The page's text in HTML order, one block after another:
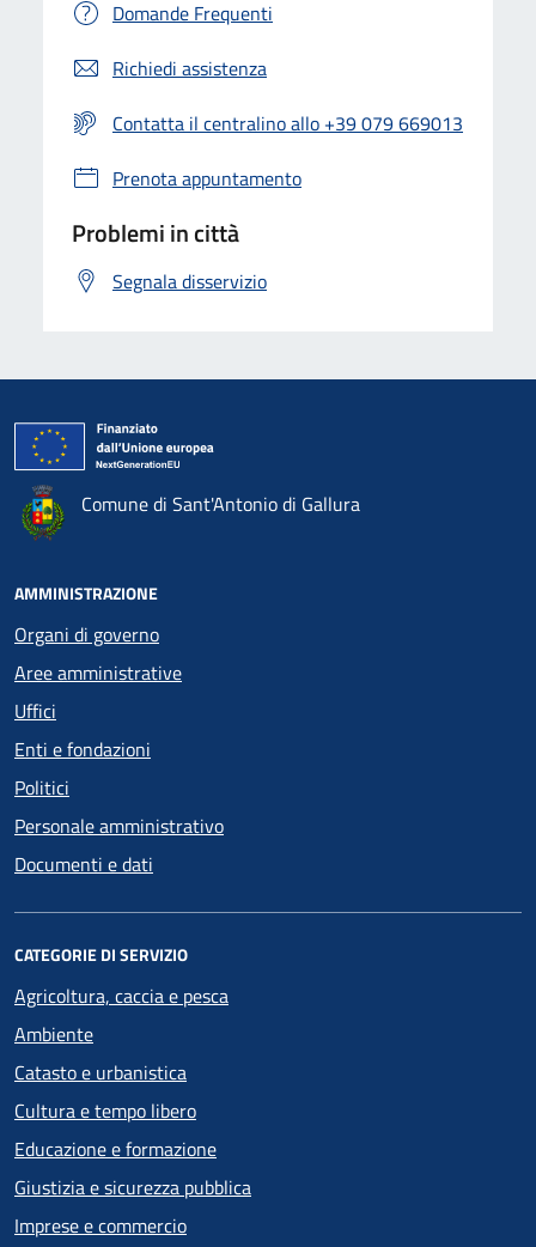
Domande Frequenti
Richiedi assistenza
Contatta il centralino allo +39 079 669013
Prenota appuntamento
Problemi in città
Segnala disservizio
Comune di Sant'Antonio di Gallura
AMMINISTRAZIONE
Organi di governo
Aree amministrative
Uffici
Enti e fondazioni
Politici
Personale amministrativo
Documenti e dati
CATEGORIE DI SERVIZIO
Agricoltura, caccia e pesca
Ambiente
Catasto e urbanistica
Cultura e tempo libero
Educazione e formazione
Giustizia e sicurezza pubblica
Imprese e commercio